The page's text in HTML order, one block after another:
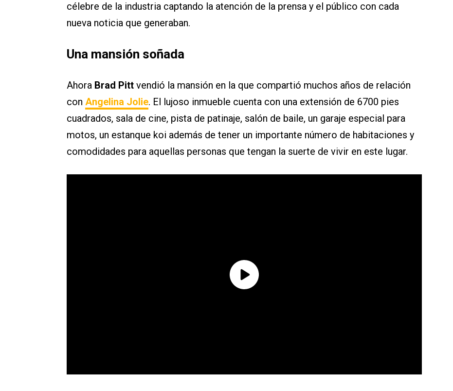
célebre de la industria captando la atención de la prensa y el público con cada
nueva noticia que generaban.
Una mansión soñada
Ahora Brad Pitt vendió la mansión en la que compartió muchos años de relación
con Angelina Jolie. El lujoso inmueble cuenta con una extensión de 6700 pies
cuadrados, sala de cine, pista de patinaje, salón de baile, un garaje especial para
motos, un estanque koi además de tener un importante número de habitaciones y
comodidades para aquellas personas que tengan la suerte de vivir en este lugar.